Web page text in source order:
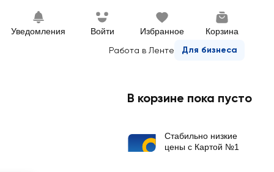
Уведомления Войти Избранное Корзина
Работа в Ленте Для бизнеса
В корзине пока пусто
Стабильно низкие
цены с Картой №1